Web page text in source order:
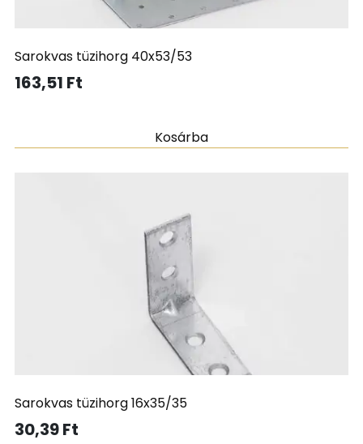
Sarokvas tüzihorg 40x53/53
163,51 Ft
Kosárba
Sarokvas tüzihorg 16x35/35
30,39Ft